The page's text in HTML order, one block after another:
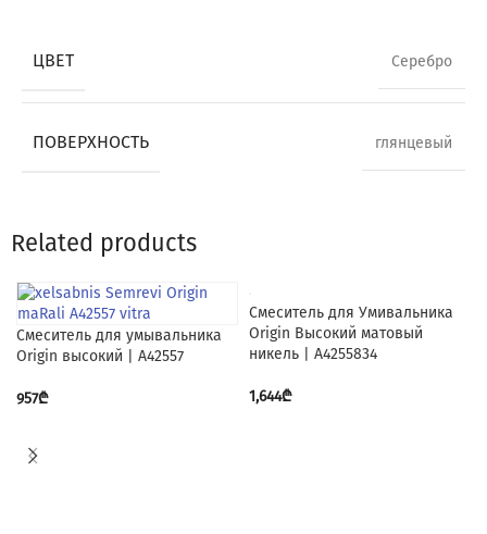
ЦВЕТ Серебро
ПОВЕРХНОСТЬ глянцевый
Related products
Смеситель для умывальника
Origin высокий | A42557
957₾
Смеситель для Умивальника
Origin Высокий матовый
никель | A4255834
1,644₾